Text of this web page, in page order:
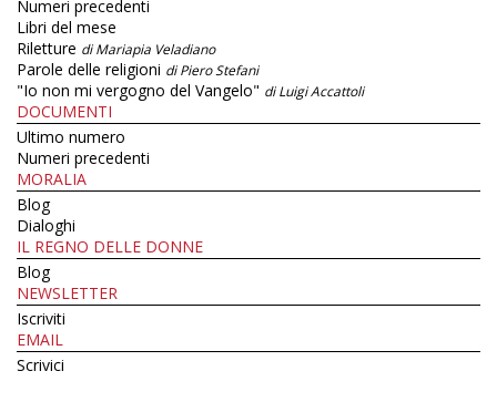
Numeri precedenti
Libri del mese
Riletture di Mariapia Veladiano
Parole delle religioni di Piero Stefani
"Io non mi vergogno del Vangelo" di Luigi Accattoli
DOCUMENTI
Ultimo numero
Numeri precedenti
MORALIA
Blog
Dialoghi
IL REGNO DELLE DONNE
Blog
NEWSLETTER
Iscriviti
EMAIL
Scrivici